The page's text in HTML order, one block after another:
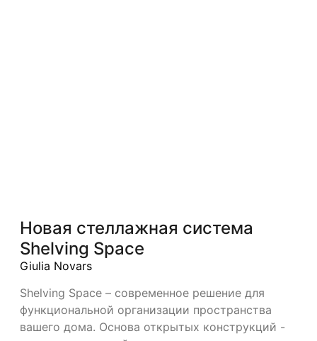
Новая стеллажная система
Shelving Space
Giulia Novars
Shelving Space – современное решение для
функциональной организации пространства
вашего дома. Основа открытых конструкций -